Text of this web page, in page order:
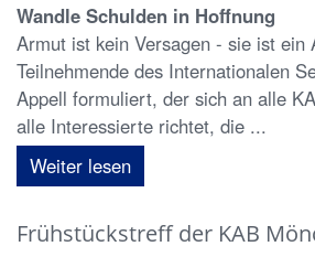
Wandle Schulden in Hoffnung
Armut ist kein Versagen - sie ist ein
Teilnehmende des Internationalen
Appell formuliert, der sich an alle
alle Interessierte richtet, die ...
Weiter lesen
Frühstückstreff der KAB